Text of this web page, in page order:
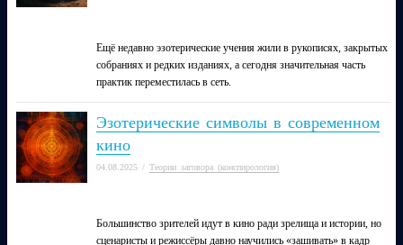
Ещё недавно эзотерические учения жили в рукописях, закрытых
собраниях и редких изданиях, а сегодня значительная часть
практик переместилась в сеть.
Эзотерические символы в современном
кино
04.08.2025 / Теории заговора (конспирология)
Большинство зрителей идут в кино ради зрелища и истории, но
сценаристы и режиссёры давно научились «зашивать» в кадр